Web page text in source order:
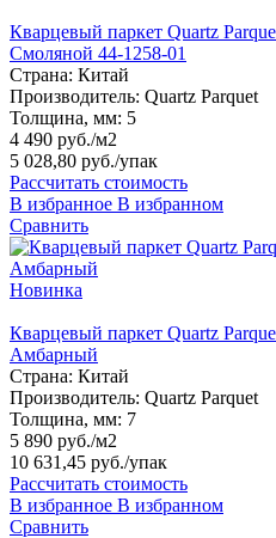
Кварцевый паркет Quartz
Смоляной 44-1258-01
Страна: Китай
Производитель: Quartz Parquet
Толщина, мм: 5
4 490 руб./м2
5 028,80 руб./упак
Рассчитать стоимость
В избранное В избранном
Сравнить
Новинка
Кварцевый паркет Quartz
Амбарный
Страна: Китай
Производитель: Quartz Parquet
Толщина, мм: 7
5 890 руб./м2
10 631,45 руб./упак
Рассчитать стоимость
В избранное В избранном
Сравнить